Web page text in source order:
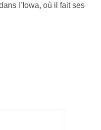
l’Iowa, où il fait ses